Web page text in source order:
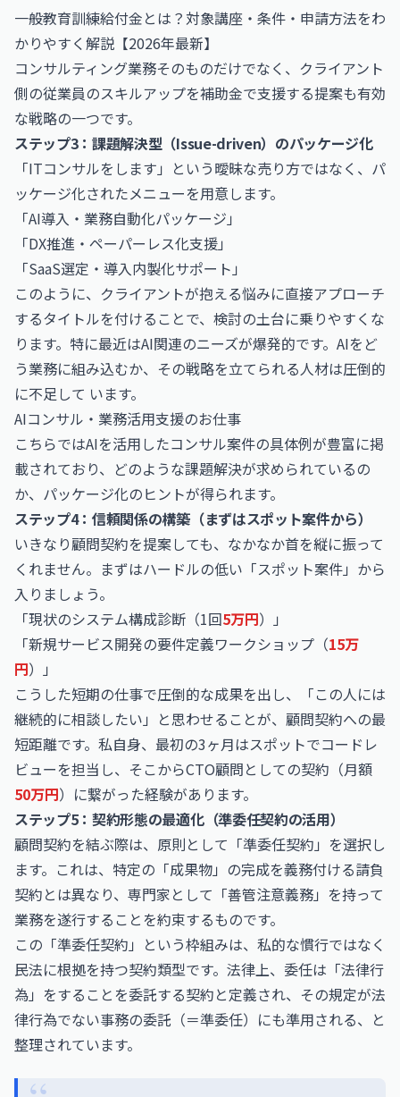
一般教育訓練給付金とは？対象講座・条件・申請方法をわ
かりやすく解説【2026年最新】
コンサルティング業務そのものだけでなく、クライアント
側の従業員のスキルアップを補助金で支援する提案も有効
な戦略の一つです。
ステップ3：課題解決型（Issue-driven）のパッケージ化
「ITコンサルをします」という曖昧な売り方ではなく、パ
ッケージ化されたメニューを用意します。
「AI導入・業務自動化パッケージ」
「DX推進・ペーパーレス化支援」
「SaaS選定・導入内製化サポート」
このように、クライアントが抱える悩みに直接アプローチ
するタイトルを付けることで、検討の土台に乗りやすくな
ります。特に最近はAI関連のニーズが爆発的です。AIをど
う業務に組み込むか、その戦略を立てられる人材は圧倒的
に不足して います。
AIコンサル・業務活用支援のお仕事
こちらではAIを活用したコンサル案件の具体例が豊富に掲
載されており、どのような課題解決が求められているの
か、パッケージ化のヒントが得られます。
ステップ4：信頼関係の構築（まずはスポット案件から）
いきなり顧問契約を提案しても、なかなか首を縦に振って
くれません。まずはハードルの低い「スポット案件」から
入りましょう。
「現状のシステム構成診断（1回5万円）」
「新規サービス開発の要件定義ワークショップ（15万
円）」
こうした短期の仕事で圧倒的な成果を出し、「この人には
継続的に相談したい」と思わせることが、顧問契約への最
短距離です。私自身、最初の3ヶ月はスポットでコードレ
ビューを担当し、そこからCTO顧問としての契約（月額
50万円）に繋がった経験があります。
ステップ5：契約形態の最適化（準委任契約の活用）
顧問契約を結ぶ際は、原則として「準委任契約」を選択し
ます。これは、特定の「成果物」の完成を義務付ける請負
契約とは異なり、専門家として「善管注意義務」を持って
業務を遂行することを約束するものです。
この「準委任契約」という枠組みは、私的な慣行ではなく
民法に根拠を持つ契約類型です。法律上、委任は「法律行
為」をすることを委託する契約と定義され、その規定が法
律行為でない事務の委託（＝準委任）にも準用される、と
整理されています。